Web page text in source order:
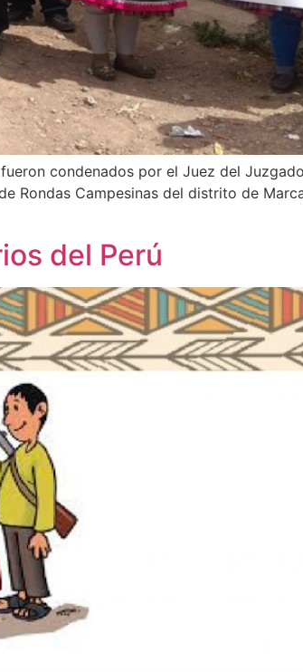
condenados por el Juez del
Rondas Campesinas del distrito de
del Perú